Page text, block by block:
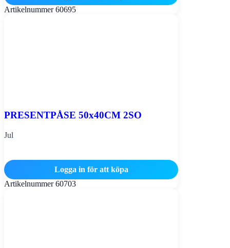
Artikelnummer60695
PRESENTPÅSE 50x40CM 2SO
Jul
Logga in för att köpa
Artikelnummer60703